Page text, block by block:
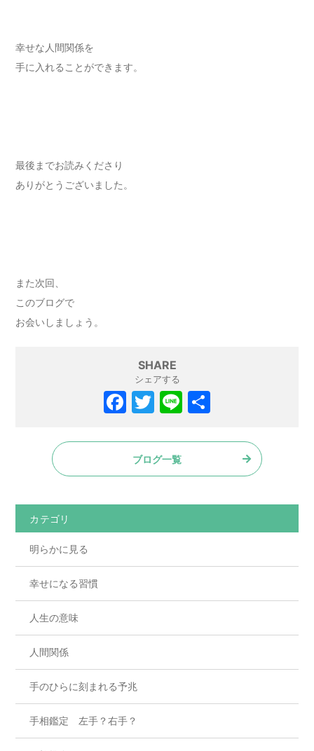
幸せな人間関係を
手に入れることができます。
最後までお読みくださり
ありがとうございました。
また次回、
このブログで
お会いしましょう。
SHARE
シェアする
ブログ一覧
カテゴリ
明らかに見る
幸せになる習慣
人生の意味
人間関係
手のひらに刻まれる予兆
手相鑑定 左手？右手？